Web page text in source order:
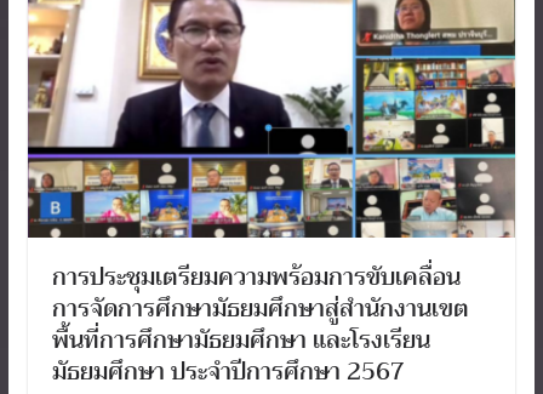
การประชุมเตรียมความพร้อมการขับเคลื่อน
การจัดการศึกษามัธยมศึกษาสู่สำนักงานเขต
พื้นที่การศึกษามัธยมศึกษา และโรงเรียน
มัธยมศึกษา ประจำปีการศึกษา 2567